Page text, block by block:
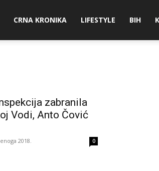
CRNA KRONIKA LIFESTYLE BIH
zabranila
Vodi, Anto Čović
2018. 0